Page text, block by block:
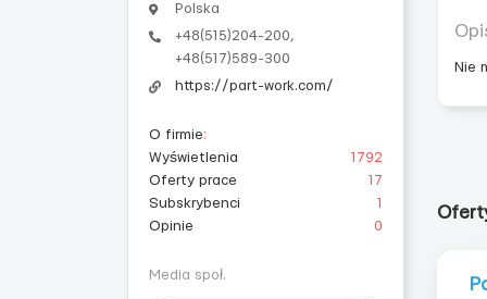
Polska
+48(515)204-200,
+48(517)589-300
https://part-work.com/
O firmie:
Wyświetlenia
1792
Oferty prace
17
Subskrybenci
1
Opinie
0
Media społ.
Nie